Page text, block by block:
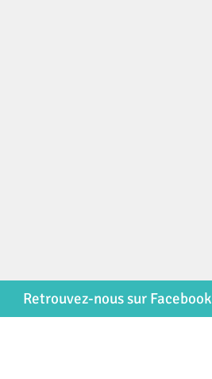
Retrouvez-nous sur Facebook